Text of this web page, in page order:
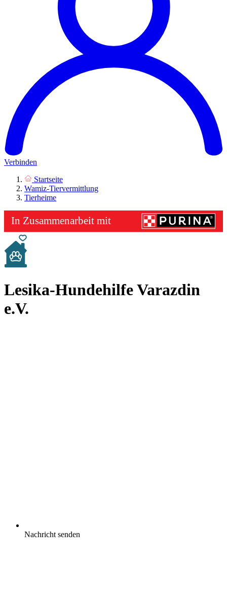
Verbinden
Startseite
Wamiz-Tiervermittlung
Tierheime
Lesika-Hundehilfe Varazdin
e.V.
Nachricht senden